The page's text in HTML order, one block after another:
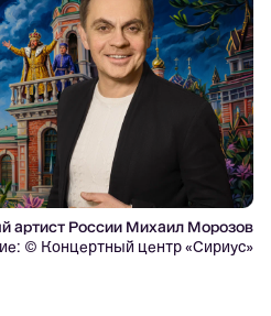
артист России Михаил Морозов
© Концертный центр «Сириус»